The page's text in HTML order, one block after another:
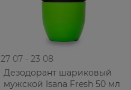
27 07 - 23 08
Дезодорант шариковый
мужской Isana Fresh 50 мл